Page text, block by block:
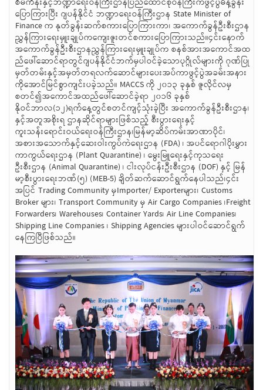
ပြောကြားပြီး ဂျပန်နိုင်ငံ ဘဏ္ဍာရေးဝန်ကြီးဌာန State Minister of
Finance က နုတ်ခွန်းဆက်စကားပြောကြားကာ၊ အကောက်ခွန်ဦးစီးဌာန
ညွှန်ကြားရေးမှူးချုပ်ကကျေးဇူးတင်စကားပြောကြားသည်။၄င်းနောက်
အကောက်ခွန်ဦးစီးဌာနညွှန်ကြားရေးမှူးချုပ်က စနစ်အားအကောင်အထ
ည်ဖေါ်ဆောင်ရာတွင်ဂျပန်နိုင်ငံဘက်မှပါဝင်ခဲ့သောပုဂ္ဂိုလ်များကို ဂုဏ်ပြု
မှတ်တမ်းနှင့်အမှတ်တရလက်ဆောင်များပေးအပ်ကာဖွင့်ပွဲအခမ်းအနား
ကိုအောင်မြင်စွာကျင်းပခဲ့သည်။ MACCS ကို ၂၀၁၃ ခုနှစ် ဇူလိုင်လမှ
စတင်၍အကောင်အထည်ဖေါ်ဆောင်ခဲ့ရာ ၂၀၁၆ ခုနှစ်
နိုဝင်ဘာလ(၁၂)ရက်နေ့တွင်စတင်ကျင့်သုံးခဲ့ပြီး အကောက်ခွန်ဦးစီးဌာန၊
နှင့်အတူအစိုးရ ဌာနဆိုင်ရာများဖြစ်သည့် စီးပွားရေးနှင့်
ကူးသန်းရောင်းဝယ်ရေးဝန်ကြီးဌာန၊မြန်မာ့ဆိပ်ကမ်းအာဏာပိုင်၊
အစားအသောက်နှင့်ဆေးဝါးကွပ်ကဲရေးဌာန (FDA) ၊ အပင်ရောဂါပိုးမွှား
ကာကွယ်ရေးဌာန (Plant Quarantine) ၊ မွေးမြူရေးနှင့်ကုသရေး
ဦးစီးဌာန (Animal Quarantine) ၊ ငါးလုပ်ငန်းဦးစီးဌာန (DOF) နှင့် မြန်
မာ့စီးပွားရေးဘဏ်(၅) (MEB-5) ချိတ်ဆက်ဆောင်ရွက်နေပါသည်၊၄င်း
အပြင် Trading Community မှImporter/ Exporterများ၊ Customs
Broker များ၊ Transport Community မှ Air Cargo Companies ၊Freight
Forwarders၊ Warehouses၊ Container Yards၊ Air Line Companies၊
Shipping Line Companies ၊ Shipping Agencies များပါဝင်ဆောင်ရွက်
နေကြပြီဖြစ်သည်။